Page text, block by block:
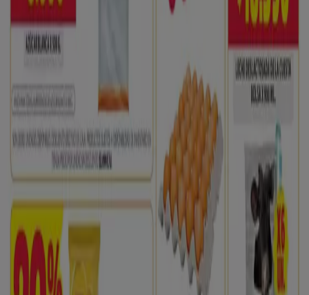
6.8 km
Cerrado
Otros negocios de Supermercados
en Pamplonita
Bienvenido a la tienda de
en Tiendeo, donde podrás
descubrir las mejoresofertas , promociones
catálogos
de esta destacada marca del sector de Supermercados
Nuestra tienda física está ubicada en
Calle 8 # 7 -
102/104 4 de Julio
, y en ella encontrarás
una amplia gama de productos de calidad que te
permitirán ahorrar durante todo elagosto de 2026.